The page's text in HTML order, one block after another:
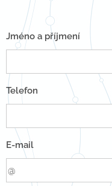
Jméno a příjmení
Telefon
E-mail